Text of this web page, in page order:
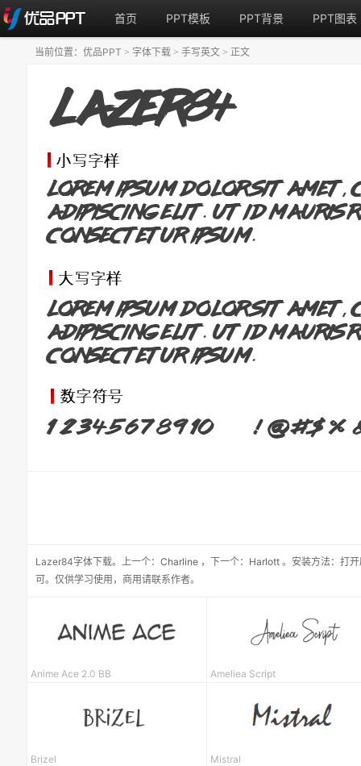
首页 PPT模板 PPT背景 PPT图表
Lazer84字体下载。 上一个： Charline ， 下一个： Harlott 。安装方法：打
可。仅供学习使用，商用请联系作者。
当前位置： 优品PPT > 字体下载 > 手写英文 > 正文
Anime Ace 2.0 BB Ameliea Script
Brizel Mistral